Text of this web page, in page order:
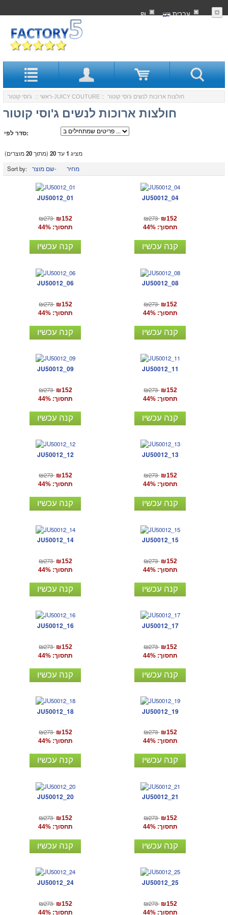
עִברִית ₪
ראשי :: ג'וסי קוטור-JUICY COUTURE :: חולצות ארוכות לנשים ג'וסי קוטור
חולצות ארוכות לנשים ג'וסי קוטור
סדר לפי:
מציג 1עד20 (מתוך20מוצרים)
Sort by:
שם מוצר- מחיר
JU50012_01
₪273 ₪152
תחסוך: 44%
קנה עכשיו
JU50012_04
₪273 ₪152
תחסוך: 44%
קנה עכשיו
JU50012_06
₪273 ₪152
תחסוך: 44%
קנה עכשיו
JU50012_08
₪273 ₪152
תחסוך: 44%
קנה עכשיו
JU50012_09
₪273 ₪152
תחסוך: 44%
קנה עכשיו
JU50012_11
₪273 ₪152
תחסוך: 44%
קנה עכשיו
JU50012_12
₪273 ₪152
תחסוך: 44%
קנה עכשיו
JU50012_13
₪273 ₪152
תחסוך: 44%
קנה עכשיו
JU50012_14
₪273 ₪152
תחסוך: 44%
קנה עכשיו
JU50012_15
₪273 ₪152
תחסוך: 44%
קנה עכשיו
JU50012_16
₪273 ₪152
תחסוך: 44%
קנה עכשיו
JU50012_17
₪273 ₪152
תחסוך: 44%
קנה עכשיו
JU50012_18
₪273 ₪152
תחסוך: 44%
קנה עכשיו
JU50012_19
₪273 ₪152
תחסוך: 44%
קנה עכשיו
JU50012_20
₪273 ₪152
תחסוך: 44%
קנה עכשיו
JU50012_21
₪273 ₪152
תחסוך: 44%
קנה עכשיו
JU50012_24
₪273 ₪152
תחסוך: 44%
JU50012_25
₪273 ₪152
תחסוך: 44%